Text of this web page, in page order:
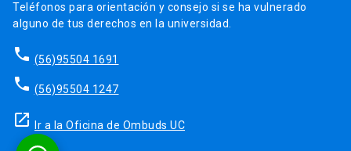
Teléfonos para orientación y consejo si se ha vulnerado
alguno de tus derechos en la universidad.
phone (56)95504 1691
phone (56)95504 1247
launch Ir a la Oficina de Ombuds UC